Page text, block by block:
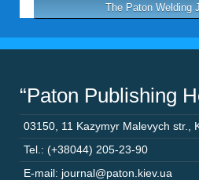
The Paton Welding
“Paton Publishing
03150 11 Kazymyr Malevych str.
Tel.: (+38044) 205-23-90
E-mail: journal@paton.kiev.ua